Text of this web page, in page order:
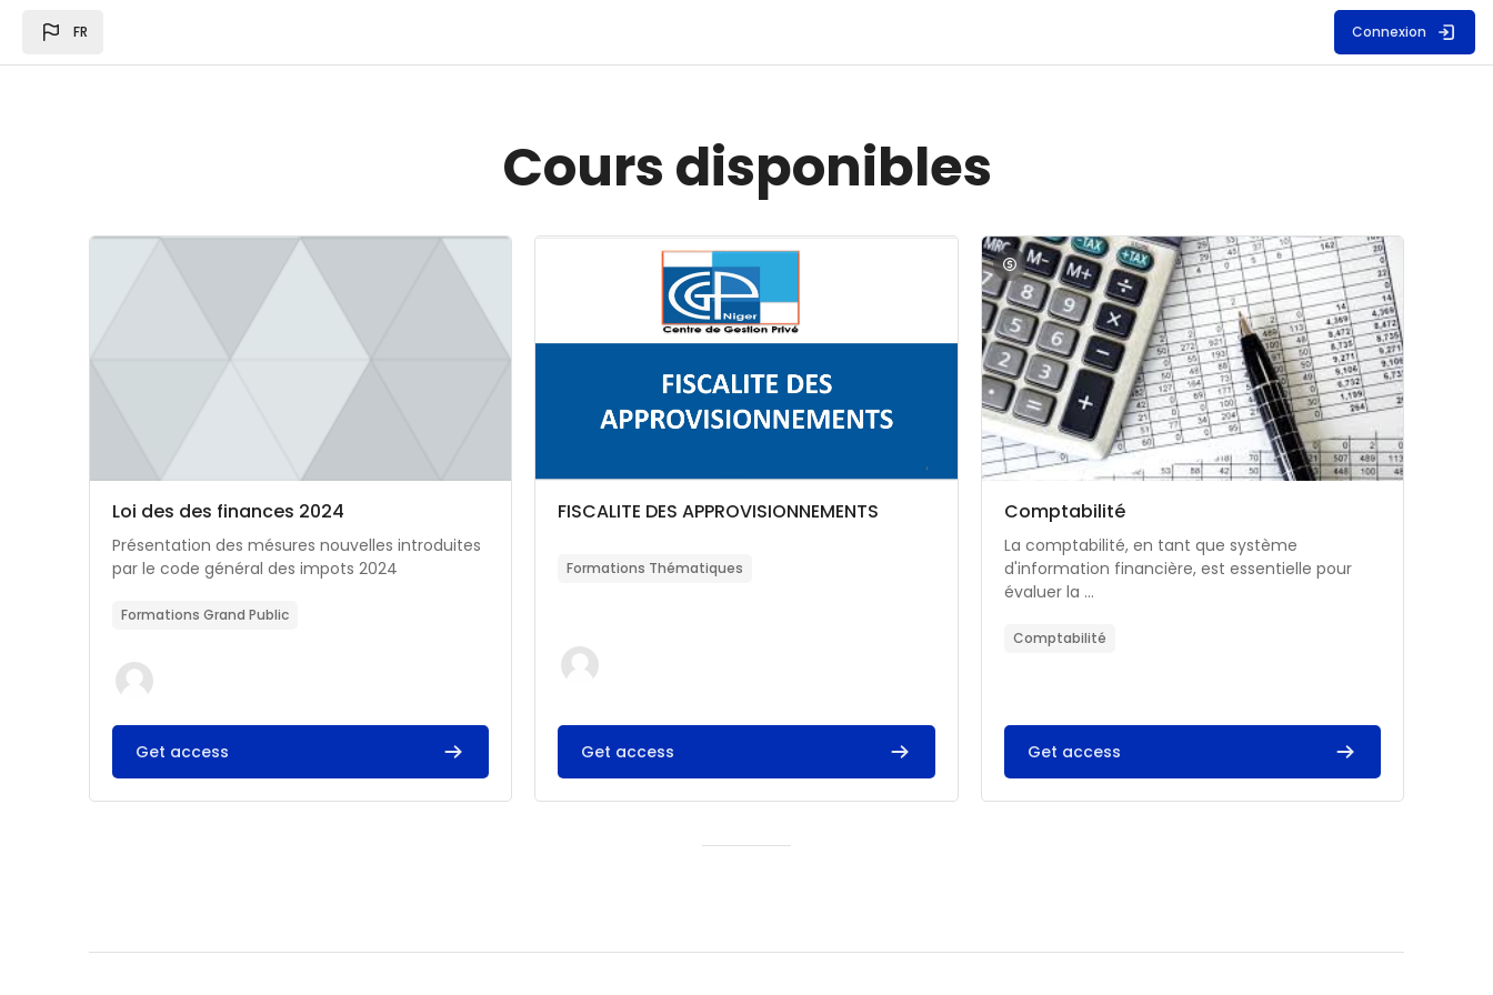
FR Connexion
Cours disponibles
Image du cours Loi des des finances 2024
Catégorie de cours
Nom du cours
Loi des des finances 2024
Résumé du cours :
Présentation des mésures nouvelles introduites
par le code général des impots 2024
Formations Grand Public
Get access
Image du cours FISCALITE DES APPROVISIONNEMENTS
Catégorie de cours
Nom du cours
FISCALITE DES APPROVISIONNEMENTS
Formations Thématiques
Get access
Image du cours Comptabilité
Catégorie de cours
Nom du cours
Comptabilité
Résumé du cours :
La comptabilité, en tant que système
d'information financière, est essentielle pour
évaluer la ...
Comptabilité
Get access